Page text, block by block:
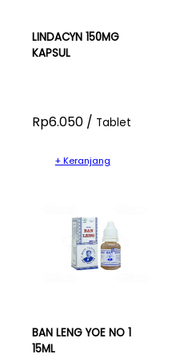
LINDACYN 150MG
KAPSUL
Rp6.050 / Tablet
+ Keranjang
BAN LENG YOE NO 1
15ML